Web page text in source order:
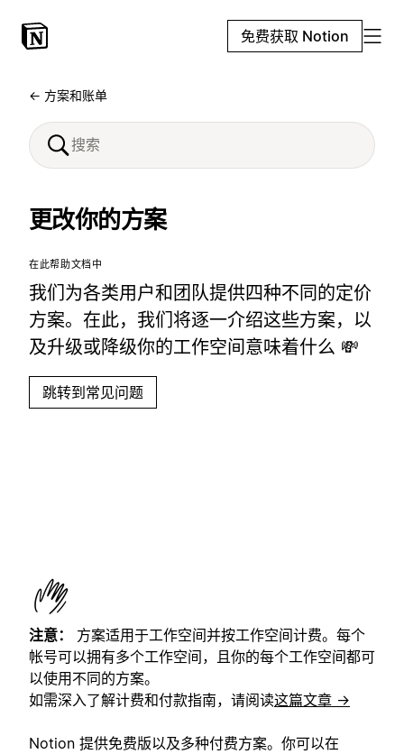
免费获取 Notion
← 方案和账单
更改你的方案
在此帮助文档中
我们为各类用户和团队提供四种不同的定价
方案。在此，我们将逐一介绍这些方案，以
及升级或降级你的工作空间意味着什么 💸
跳转到常见问题
注意：
方案适用于工作空间并按工作空间计费。每个
帐号可以拥有多个工作空间，且你的每个工作空间都可
以使用不同的方案。
如需深入了解计费和付款指南，请阅读这篇文章 →
Notion 提供免费版以及多种付费方案。你可以在